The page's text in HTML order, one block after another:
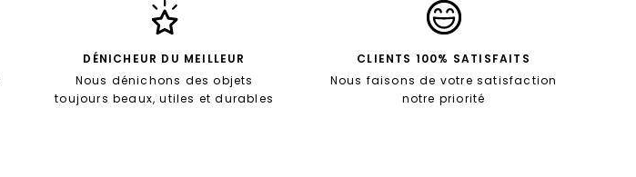
DÉNICHEUR DU MEILLEUR
Nous dénichons des objets
toujours beaux, utiles et durables
CLIENTS 100% SATISFAITS
Nous faisons de votre satisfaction
notre priorité